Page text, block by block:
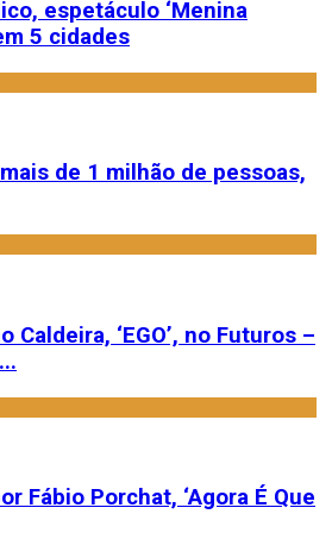
espetáculo ‘Menina
5 cidades
de 1 milhão de pessoas,
Caldeira, ‘EGO’, no Futuros –
Fábio Porchat, ‘Agora É Que